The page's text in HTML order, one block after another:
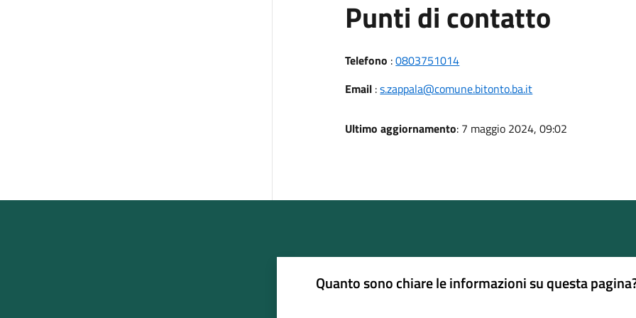
Punti di contatto
Telefono :0803751014
Email :s.zappala@comune.bitonto.ba.it
Ultimo aggiornamento: 7 maggio 2024, 09:02
Quanto sono chiare le informazioni su questa